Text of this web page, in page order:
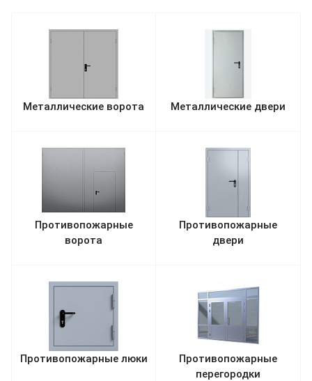
Металлические ворота Металлические двери
Противопожарные
ворота
Противопожарные
двери
Противопожарные люки
Противопожарные
перегородки